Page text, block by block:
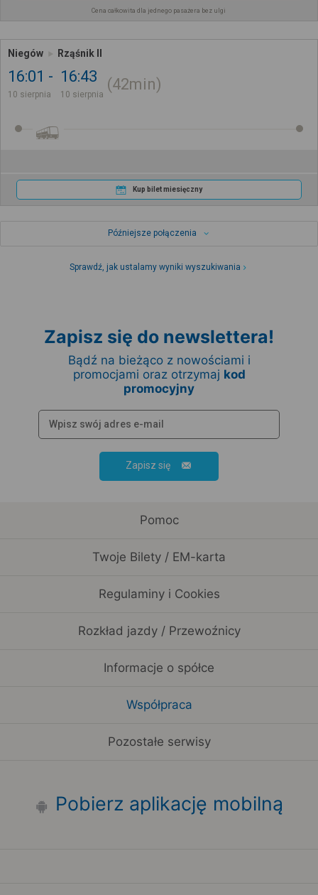
Cena całkowita dla jednego pasażera bez ulgi
Niegów Rząśnik II
16:01
10 sierpnia
16:43
10 sierpnia
42min
Kup bilet miesięczny
Późniejsze połączenia
Sprawdź, jak ustalamy wyniki wyszukiwania
Zapisz się do newslettera!
Bądź na bieżąco z nowościami i
promocjami oraz otrzymaj kod
promocyjny
Zapisz się
Pomoc
Twoje Bilety / EM-karta
Regulaminy i Cookies
Rozkład jazdy / Przewoźnicy
Informacje o spółce
Współpraca
Pozostałe serwisy
Pobierz aplikację mobilną